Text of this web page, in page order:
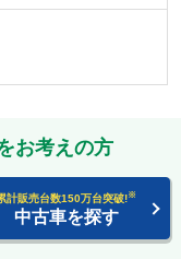
お考えの方
計販売台数150万台突破!※
中古車を探す